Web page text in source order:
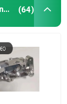
usinage de précision de commande numérique par ordinateur (64)